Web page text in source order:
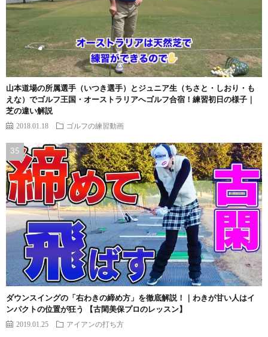
山本道場の所属選手（いつき選手）とジュニア生（ちさと・しおり・も
えな）でゴルフ王国・オーストラリアへゴルフ合宿！練習初日の様子｜
芝の違い解説
2018.01.18 ゴルフの練習動画
ダウンスイングの「右わきの締め方」を徹底解説！｜わきが甘い人はイ
ンパクトの位置が狂う 【古閑美保プロのレッスン】
2019.01.25 アイアンの打ち方